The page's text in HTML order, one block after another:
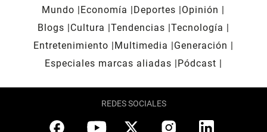
Mundo Economía Deportes
Opinión
Blogs
Cultura Tendencias Tecnología
Entretenimiento
Multimedia
Generación
Especiales marcas aliadas
Pódcast
REDES SOCIALES